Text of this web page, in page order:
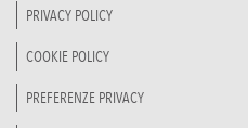
PRIVACY POLICY
COOKIE POLICY
PREFERENZE PRIVACY